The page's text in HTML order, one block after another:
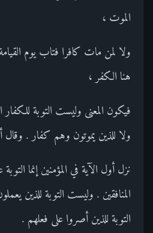
الموت ،
ولا لمن مات كافرا فتاب يوم
هنا الكفر ،
فيكون المعنى وليست التوبة للكفار
ولا للذين يموتون وهم كفار . وقال
نزل أول الآية في المؤمنين إنما التوبة
المنافقين . وليست التوبة للذين
التوبة للذين أصروا على فعلهم .